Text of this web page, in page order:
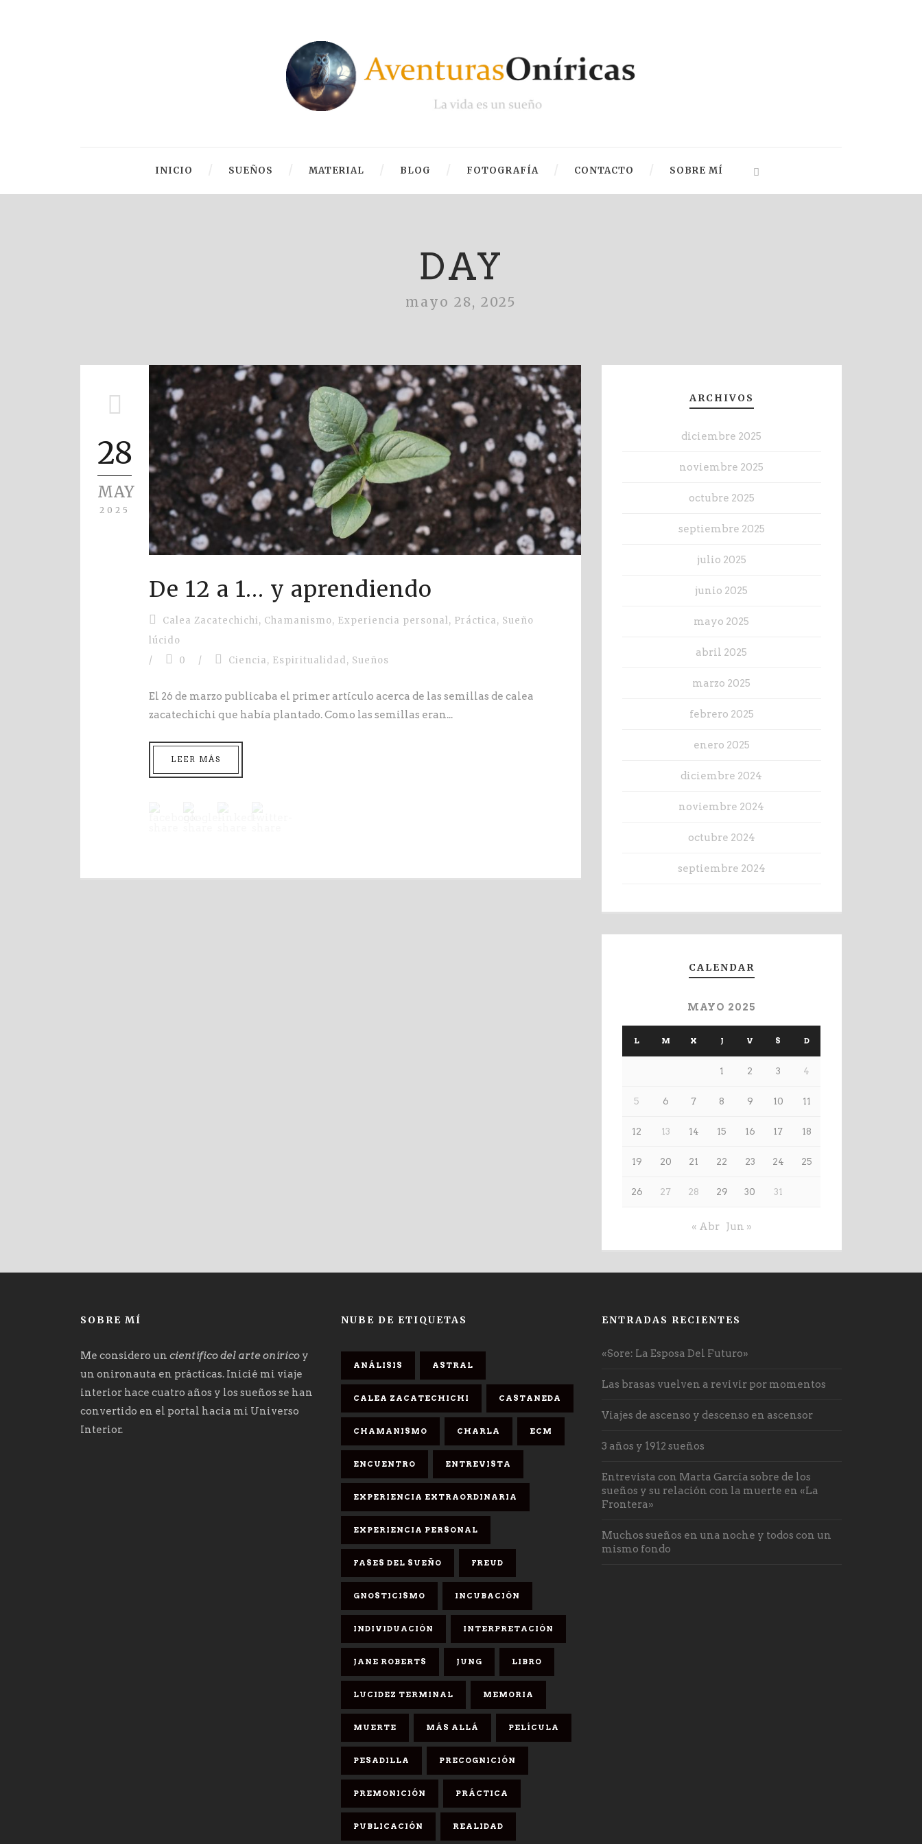
INICIO SUEÑOS MATERIAL BLOG FOTOGRAFÍA CONTACTO SOBRE MÍ
DAY
mayo 28, 2025
28
MAY
2025
De 12 a 1… y aprendiendo
Calea Zacatechichi, Chamanismo, Experiencia personal, Práctica, Sueño
lúcido
/
0 / Ciencia, Espiritualidad , Sueños
El 26 de marzo publicaba el primer artículo acerca de las semillas de calea
zacatechichi que había plantado. Como las semillas eran...
LEER MÁS
ARCHIVOS
diciembre 2025
noviembre 2025
octubre 2025
septiembre 2025
julio 2025
junio 2025
mayo 2025
abril 2025
marzo 2025
febrero 2025
enero 2025
diciembre 2024
noviembre 2024
octubre 2024
septiembre 2024
CALENDAR
MAYO 2025
L M X J V S D
1 2 3 4
5 6 7 8 9 10 11
12 13 14 15 16 17 18
19 20 21 22 23 24 25
26 27 28 29 30 31
« Abr Jun »
SOBRE MÍ
Me considero un científico del arte onírico y
un onironauta en prácticas. Inicié mi viaje
interior hace cuatro años y los sueños se han
convertido en el portal hacia mi Universo
Interior.
NUBE DE ETIQUETAS
ANÁLISIS ASTRAL
CALEA ZACATECHICHI CASTANEDA
CHAMANISMO CHARLA ECM
ENCUENTRO ENTREVISTA
EXPERIENCIA EXTRAORDINARIA
EXPERIENCIA PERSONAL
FASES DEL SUEÑO FREUD
GNOSTICISMO INCUBACIÓN
INDIVIDUACIÓN INTERPRETACIÓN
JANE ROBERTS JUNG LIBRO
LUCIDEZ TERMINAL MEMORIA
MUERTE MÁS ALLÁ PELÍCULA
PESADILLA PRECOGNICIÓN
PREMONICIÓN PRÁCTICA
PUBLICACIÓN REALIDAD
ENTRADAS RECIENTES
«Sore: La Esposa Del Futuro»
Las brasas vuelven a revivir por momentos
Viajes de ascenso y descenso en ascensor
3 años y 1912 sueños
Entrevista con Marta García sobre de los
sueños y su relación con la muerte en «La
Frontera»
Muchos sueños en una noche y todos con un
mismo fondo